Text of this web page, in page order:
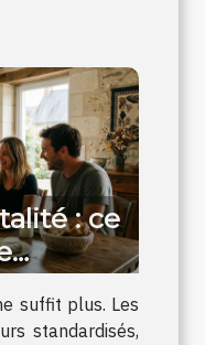
: ce
gîte à
suffit plus. Les
standardisés,